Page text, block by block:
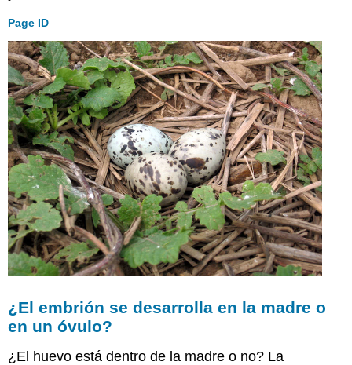
Page ID
¿El embrión se desarrolla en la madre o
en un óvulo?
¿El huevo está dentro de la madre o no? La